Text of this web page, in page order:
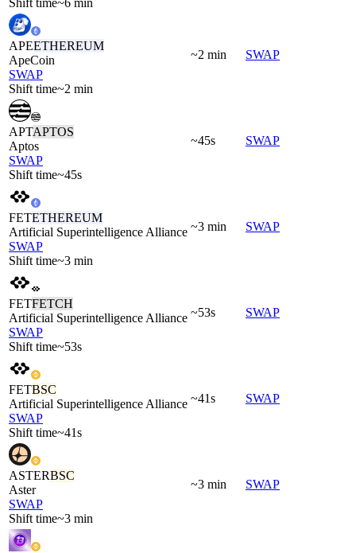
APEETHEREUM
ApeCoin
SWAP
Shift time~2 min
~2 min SWAP
APTAPTOS
Aptos
SWAP
Shift time~45s
~45s SWAP
FETETHEREUM
Artificial Superintelligence Alliance
SWAP
Shift time~3 min
~3 min SWAP
FETFETCH
Artificial Superintelligence Alliance
SWAP
Shift time~53s
~53s SWAP
FETBSC
Artificial Superintelligence Alliance
SWAP
Shift time~41s
~41s SWAP
ASTERBSC
Aster
SWAP
Shift time~3 min
~3 min SWAP